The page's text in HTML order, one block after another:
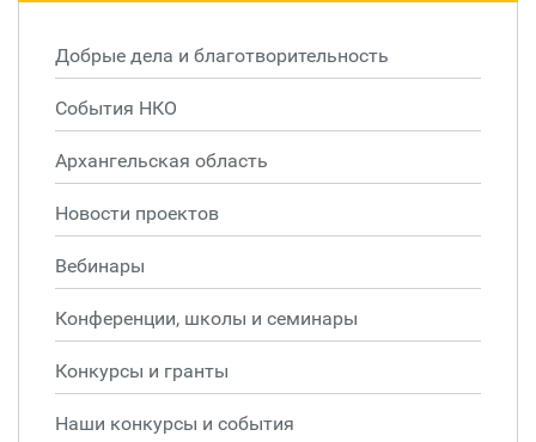
Добрые дела и благотворительность
События НКО
Архангельская область
Новости проектов
Вебинары
Конференции, школы и семинары
Конкурсы и гранты
Наши конкурсы и события